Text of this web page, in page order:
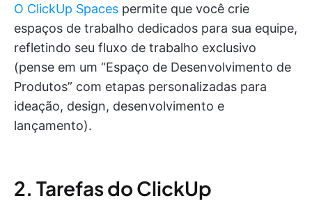
O ClickUp Spaces permite que você crie
espaços de trabalho dedicados para sua equipe,
refletindo seu fluxo de trabalho exclusivo
(pense em um “Espaço de Desenvolvimento de
Produtos” com etapas personalizadas para
ideação, design, desenvolvimento e
lançamento).
2. Tarefas do ClickUp